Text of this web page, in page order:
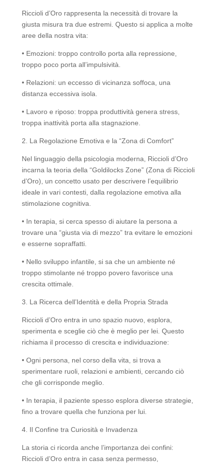
Riccioli d’Oro rappresenta la necessità di trovare la
giusta misura tra due estremi. Questo si applica a molte
aree della nostra vita:
• Emozioni: troppo controllo porta alla repressione,
troppo poco porta all’impulsività.
• Relazioni: un eccesso di vicinanza soffoca, una
distanza eccessiva isola.
• Lavoro e riposo: troppa produttività genera stress,
troppa inattività porta alla stagnazione.
2. La Regolazione Emotiva e la “Zona di Comfort”
Nel linguaggio della psicologia moderna, Riccioli d’Oro
incarna la teoria della “Goldilocks Zone” (Zona di Riccioli
d’Oro), un concetto usato per descrivere l’equilibrio
ideale in vari contesti, dalla regolazione emotiva alla
stimolazione cognitiva.
• In terapia, si cerca spesso di aiutare la persona a
trovare una “giusta via di mezzo” tra evitare le emozioni
e esserne sopraffatti.
• Nello sviluppo infantile, si sa che un ambiente né
troppo stimolante né troppo povero favorisce una
crescita ottimale.
3. La Ricerca dell’Identità e della Propria Strada
Riccioli d’Oro entra in uno spazio nuovo, esplora,
sperimenta e sceglie ciò che è meglio per lei. Questo
richiama il processo di crescita e individuazione:
• Ogni persona, nel corso della vita, si trova a
sperimentare ruoli, relazioni e ambienti, cercando ciò
che gli corrisponde meglio.
• In terapia, il paziente spesso esplora diverse strategie,
fino a trovare quella che funziona per lui.
4. Il Confine tra Curiosità e Invadenza
La storia ci ricorda anche l’importanza dei confini:
Riccioli d’Oro entra in casa senza permesso,